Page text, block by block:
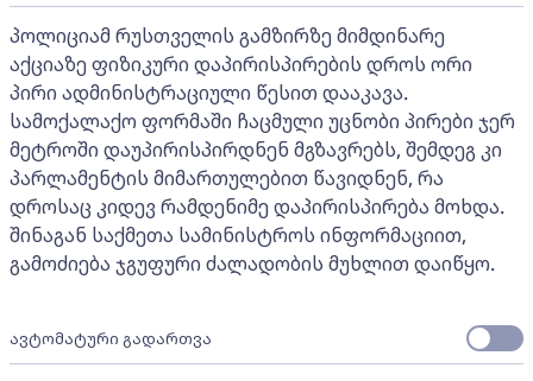
პოლიციამ რუსთველის გამზირზე მიმდინარე
აქციაზე ფიზიკური დაპირისპირების დროს ორი
პირი ადმინისტრაციული წესით დააკავა.
სამოქალაქო ფორმაში ჩაცმული უცნობი პირები ჯერ
მეტროში დაუპირისპირდნენ მგზავრებს, შემდეგ კი
პარლამენტის მიმართულებით წავიდნენ, რა
დროსაც კიდევ რამდენიმე დაპირისპირება მოხდა.
შინაგან საქმეთა სამინისტროს ინფორმაციით,
გამოძიება ჯგუფური ძალადობის მუხლით დაიწყო.
ავტომატური გადართვა